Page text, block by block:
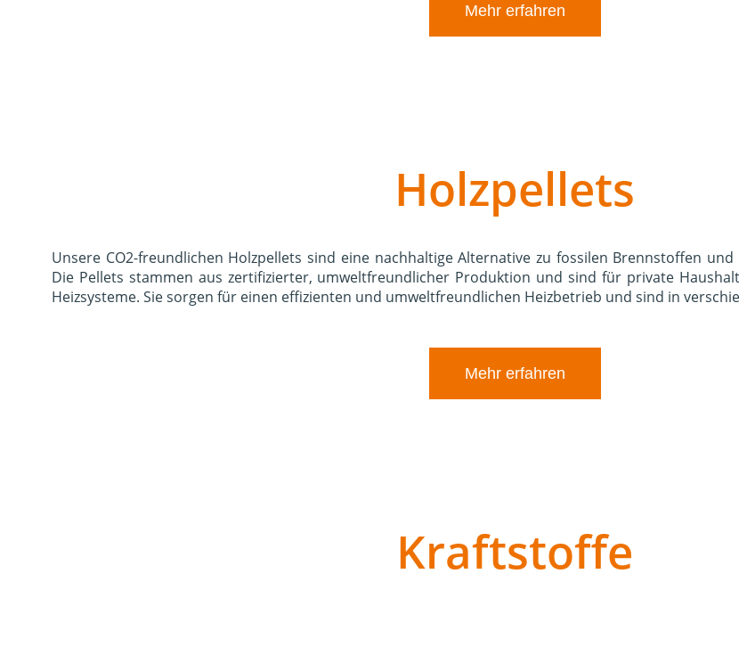
Mehr erfahren
Holzpellets
Unsere CO2-freundlichen Holzpellets sind eine nachhaltige Alternative zu fossilen Brennstoffen
Die Pellets stammen aus zertifizierter, umweltfreundlicher Produktion und sind für private
Heizsysteme. Sie sorgen für einen effizienten und umweltfreundlichen Heizbetrieb und sind in
Mehr erfahren
Kraftstoffe